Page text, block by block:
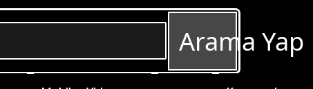
Arama Yap